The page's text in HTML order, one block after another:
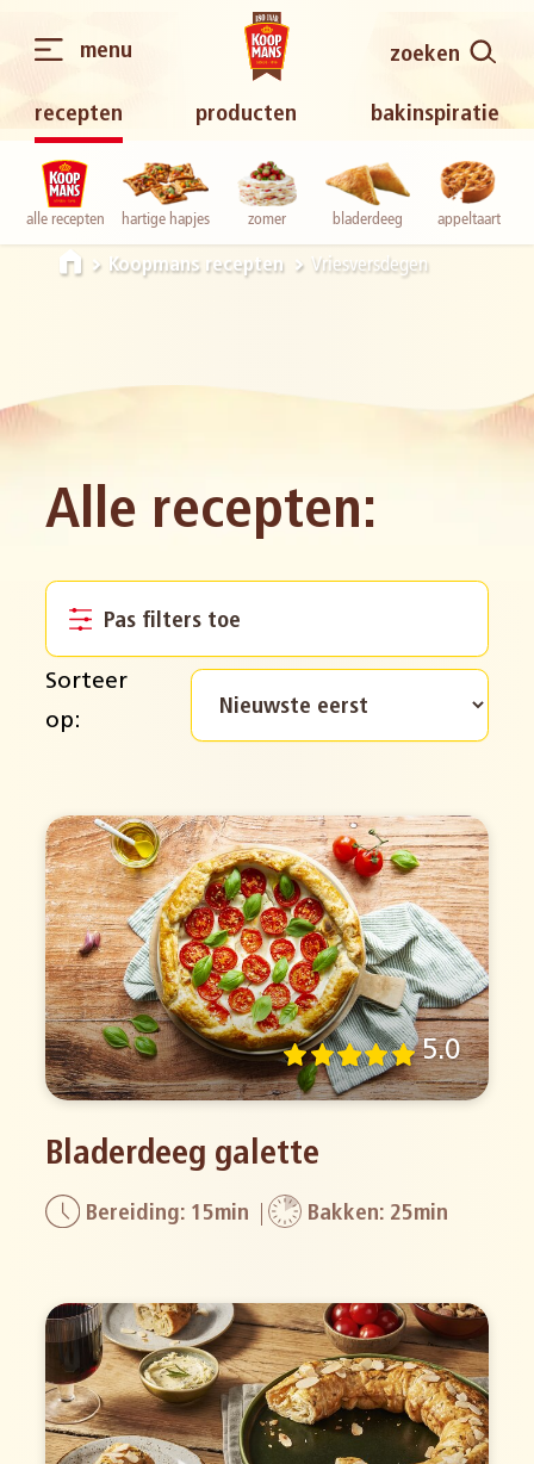
recepten producten bakinspiratie
zoeken
menu
alle recepten hartige hapjes zomer bladerdeeg appeltaart
Koopmans recepten Vriesversdegen
Alle recepten:
Pas filters toe
Sorteer
op:
5.0
Bladerdeeg galette
Bereiding: 15min Bakken: 25min